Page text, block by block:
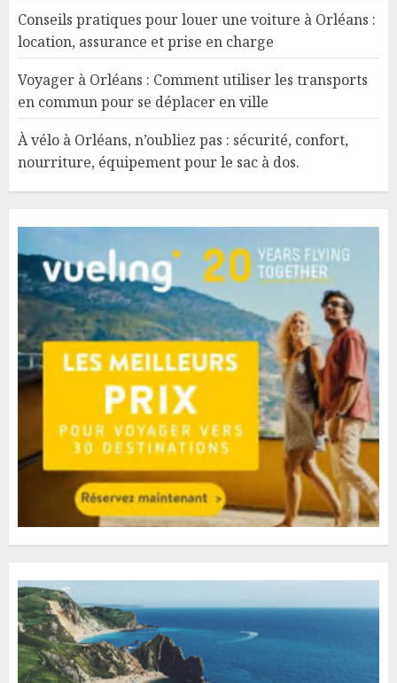
Conseils pratiques pour louer une voiture à Orléans :
location, assurance et prise en charge
Voyager à Orléans : Comment utiliser les transports
en commun pour se déplacer en ville
À vélo à Orléans, n’oubliez pas : sécurité, confort,
nourriture, équipement pour le sac à dos.